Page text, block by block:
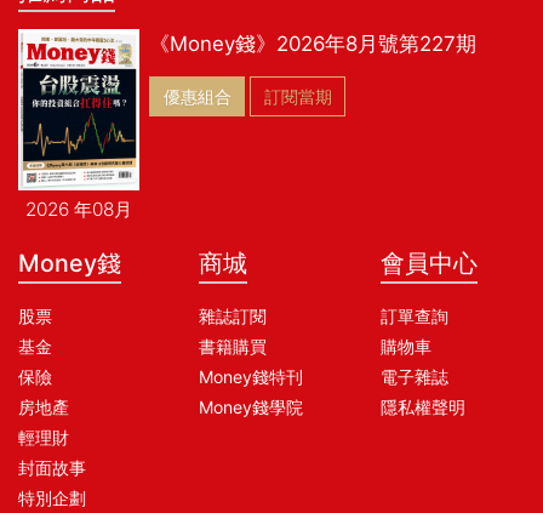
2026 年08月
《Money錢》2026年8月號第227期
優惠組合 訂閱當期
Money錢
股票
基金
保險
房地產
輕理財
封面故事
特別企劃
商城
雜誌訂閱
書籍購買
Money錢特刊
Money錢學院
會員中心
訂單查詢
購物車
電子雜誌
隱私權聲明